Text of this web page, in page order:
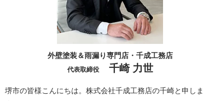
外壁塗装＆雨漏り専門店・千成工務店
代表取締役 千崎 力世
堺市の皆様こんにちは。株式会社千成工務店の千崎と申しま